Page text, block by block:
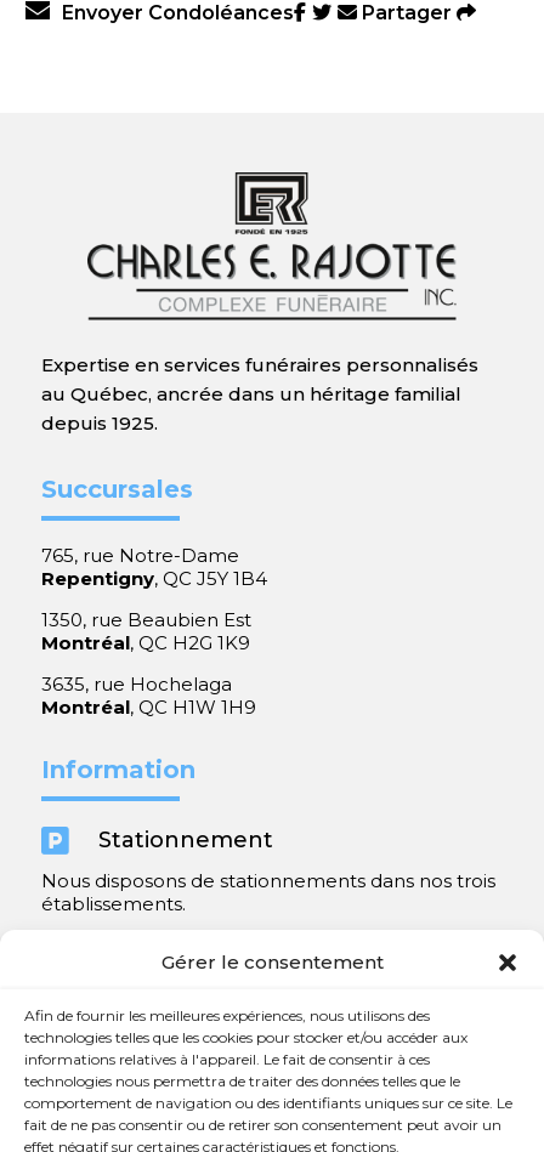
Gérer le consentement
Afin de fournir les meilleures expériences, nous utilisons des
technologies telles que les cookies pour stocker et/ou accéder aux
informations relatives à l'appareil. Le fait de consentir à ces
technologies nous permettra de traiter des données telles que le
comportement de navigation ou des identifiants uniques sur ce site. Le
fait de ne pas consentir ou de retirer son consentement peut avoir un
effet négatif sur certaines caractéristiques et fonctions.
Envoyer Condoléances
Partager
Expertise en services funéraires personnalisés
au Québec, ancrée dans un héritage familial
depuis 1925.
Succursales
765, rue Notre-Dame
Repentigny, QC J5Y 1B4
1350, rue Beaubien Est
Montréal, QC H2G 1K9
3635, rue Hochelaga
Montréal, QC H1W 1H9
Information
 Stationnement
Nous disposons de stationnements dans nos trois
établissements.
Contact
 450 654-3342
 info@charlesrajotte.com